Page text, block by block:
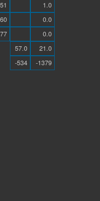
1.0
0.0
0.0
57.0
21.0
-534
-1379